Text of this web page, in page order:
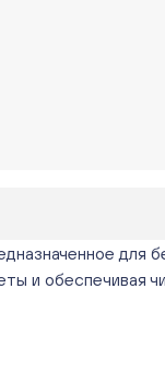
и обеспечивая